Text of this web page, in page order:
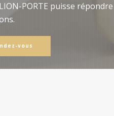
PORTE puisse
vous